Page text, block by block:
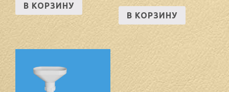
В КОРЗИНУ
В КОРЗИНУ